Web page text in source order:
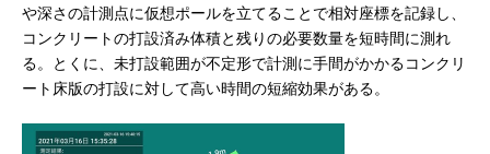
や深さの計測点に仮想ポールを立てることで相対座標を記録し、
コンクリートの打設済み体積と残りの必要数量を短時間に測れ
る。とくに、未打設範囲が不定形で計測に手間がかかるコンクリ
ート床版の打設に対して高い時間の短縮効果がある。